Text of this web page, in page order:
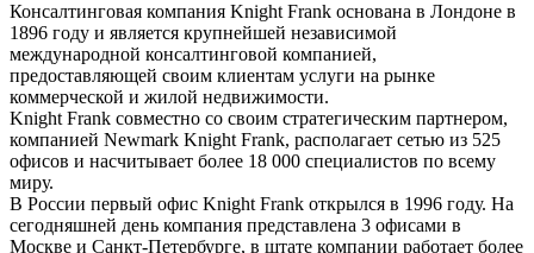
Консалтинговая компания Knight Frank основана в Лондоне в
1896 году и является крупнейшей независимой
международной консалтинговой компанией,
предоставляющей своим клиентам услуги на рынке
коммерческой и жилой недвижимости.
Knight Frank совместно со своим стратегическим партнером,
компанией Newmark Knight Frank, располагает сетью из 525
офисов и насчитывает более 18 000 специалистов по всему
миру.
В России первый офис Knight Frank открылся в 1996 году. На
сегодняшней день компания представлена 3 офисами в
Москве и Санкт-Петербурге, в штате компании работает более